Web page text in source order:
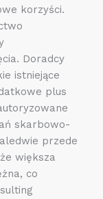
korzyści.
Doradcy
istniejące
plus
skarbowo-
przede
większa
co